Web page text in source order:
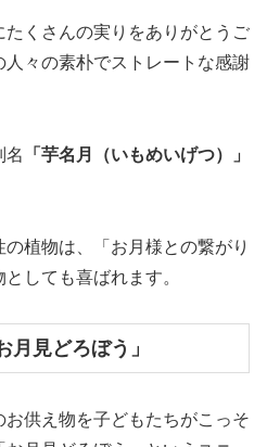
くさんの実りをありがとうご
々の素朴でストレートな感謝
名
「芋名月（いもめいげつ）」
植物は、「お月様との繋がり
しても喜ばれます。
月見どろぼう」
供え物を子どもたちがこっそ